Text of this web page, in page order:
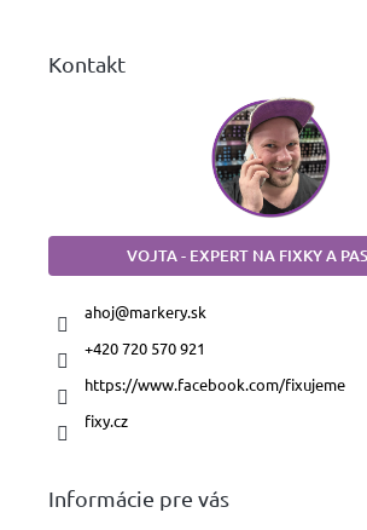
Kontakt
VOJTA - EXPERT NA FIXKY A
ahoj@markery.sk
+420 720 570 921
https://www.facebook.com/fixujeme
fixy.cz
Informácie pre vás